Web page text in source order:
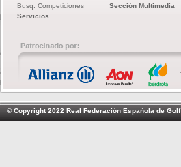
Busq. Competiciones
Servicios
Sección Multimedia
© Copyright 2022 Real Federación Española de Golf